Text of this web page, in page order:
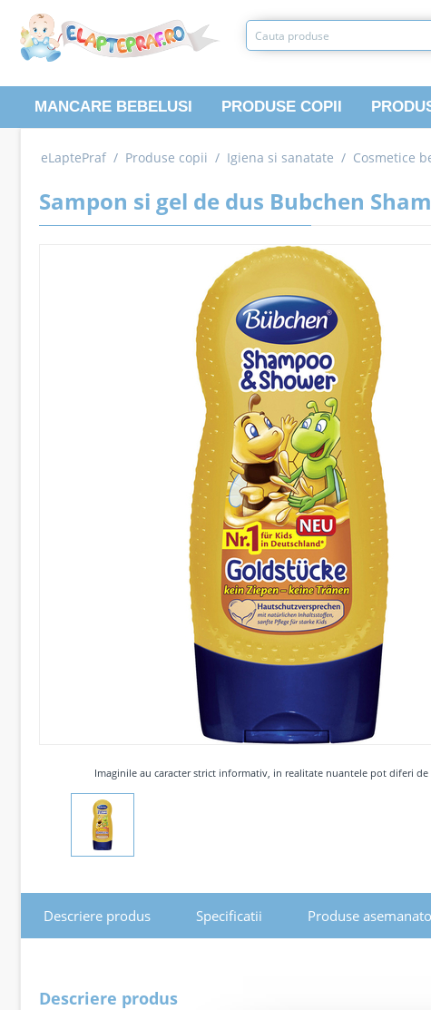
MANCARE BEBELUSI PRODUSE COPII
eLaptePraf / Produse copii / Igiena si sanatate / Cosmetice
Sampon si gel de dus Bubchen
Imaginile au caracter strict informativ, in realitate nuantele pot diferi de
Descriere produs Specificatii Produse
Descriere produs